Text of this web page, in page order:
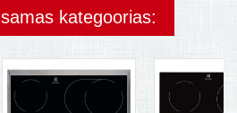
kategoorias: